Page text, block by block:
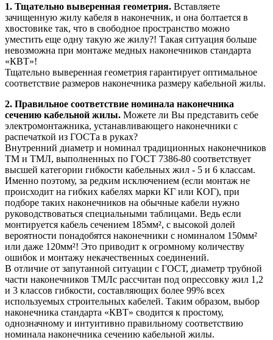
1. Тщательно выверенная геометрия. Вставляете
зачищенную жилу кабеля в наконечник, и она болтается в
хвостовике так, что в свободное пространство можно
уместить еще одну такую же жилу?! Такая ситуация больше
невозможна при монтаже медных наконечников стандарта
«КВТ»!
Тщательно выверенная геометрия гарантирует оптимальное
соответствие размеров наконечника размеру кабельной жилы.
2. Правильное соответствие номинала наконечника
сечению кабельной жилы. Можете ли Вы представить себе
электромонтажника, устанавливающего наконечники с
распечаткой из ГОСТа в руках?
Внутренний диаметр и номинал традиционных наконечников
ТМ и ТМЛ, выполненных по ГОСТ 7386-80 соответствует
высшей категории гибкости кабельных жил - 5 и 6 классам.
Именно поэтому, за редким исключением (если монтаж не
происходит на гибких кабелях марки КГ или КОГ), при
подборе таких наконечников на обычные кабели нужно
руководствоваться специальными таблицами. Ведь если
монтируется кабель сечением 185мм², с высокой долей
вероятности понадобятся наконечники с номиналом 150мм²
или даже 120мм²! Это приводит к огромному количеству
ошибок и монтажу некачественных соединений.
В отличие от запутанной ситуации с ГОСТ, диаметр трубной
части наконечников ТМЛс рассчитан под опрессовку жил 1,2
и 3 классов гибкости, составляющих более 99% всех
используемых строительных кабелей. Таким образом, выбор
наконечника стандарта «КВТ» сводится к простому,
однозначному и интуитивно правильному соответствию
номинала наконечника сечению кабельной жилы.